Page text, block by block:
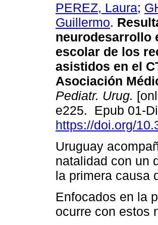
PEREZ, Laura;
Guillermo.
neurodesarrollo
escolar de los
asistidos en el
Asociación
Pediatr. Urug.
e225. Epub 01-
https://doi.org/
Uruguay
natalidad con un
la primera causa
Enfocados en la
ocurre con estos